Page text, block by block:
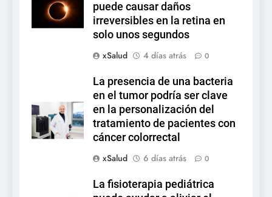
puede causar daños
irreversibles en la retina en
solo unos segundos
xSalud
4 días atrás 0
La presencia de una bacteria
en el tumor podría ser clave
en la personalización del
tratamiento de pacientes con
cáncer colorrectal
xSalud
6 días atrás 0
La fisioterapia pediátrica